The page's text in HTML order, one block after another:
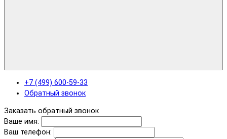
+7 (499) 600-59-33
Обратный звонок
Заказать обратный звонок
Ваше имя:
Ваш телефон: